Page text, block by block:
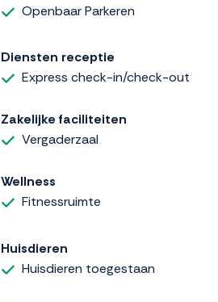
Openbaar Parkeren
Diensten receptie
Express check-in/check-out
Zakelijke faciliteiten
Vergaderzaal
Wellness
Fitnessruimte
Huisdieren
Huisdieren toegestaan